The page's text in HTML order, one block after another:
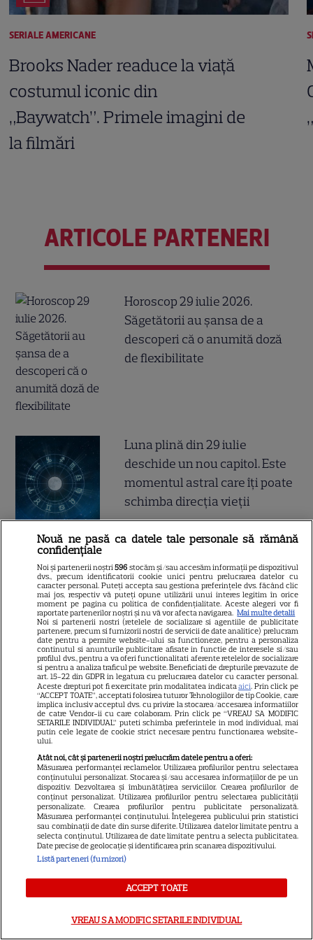
SERIALE AMERICANE
Brooks Nader readuce la viață
costumul iconic din
„Baywatch”. Primele imagini de
la filmări
ARTICOLE PARTENERI
Horoscop 29 iulie 2026.
Săgetătorii au șansa de a
descoperi că o anumită doză
de flexibilitate
Luna plină din 29 iulie
deschide un nou capitol. Este
momentul astral care îți poate
schimba direcția vieții
Ploaia de meteori Delta
Aquaride 2026: când o poți
vedea cel mai bine
Ce este scorțișoara Ceylon și
prin ce se diferențiază
ALTE ARTICOLE
INTERESANTE
VEDETE STRĂINE
Tom Holland, decizie radicală
pentru noul său film! Ce
Nouă ne pasă ca datele tale personale să rămână
confidențiale
Noi și partenerii noștri596 stocăm și/sau accesăm informații pe dispozitivul
dvs., precum identificatorii cookie unici pentru prelucrarea datelor cu
caracter personal. Puteți accepta sau gestiona preferințele dvs. făcând clic
mai jos, respectiv vă puteți opune utilizării unui interes legitim în orice
moment pe pagina cu politica de confidențialitate. Aceste alegeri vor fi
raportate partenerilor noștri și nu vă vor afecta navigarea. Mai multe detalii
Noi si partenerii nostri (retelele de socializare si agentiile de publicitate
partenere, precum si furnizorii nostri de servicii de date analitice) prelucram
date pentru a permite website-ului sa functioneze, pentru a personaliza
continutul si anunturile publicitare afisate in functie de interesele si/sau
profilul dvs., pentru a va oferi functionalitati aferente retelelor de socializare
si pentru a analiza traficul pe website. Beneficiati de drepturile prevazute de
art. 15-22 din GDPR in legatura cu prelucrarea datelor cu caracter personal.
Aceste drepturi pot fi exercitate prin modalitatea indicataaici. Prin click pe
“ACCEPT TOATE”, acceptati folosirea tuturor Tehnologiilor de tip Cookie, care
implica inclusiv acceptul dvs. cu privire la stocarea/accesarea informatiilor
de catre Vendor-ii cu care colaboram. Prin click pe “VREAU SA MODIFIC
SETARILE INDIVIDUAL” puteti schimba preferintele in mod individual, mai
putin cele legate de cookie strict necesare pentru functionarea website-
ului.
Atât noi, cât și partenerii noștri prelucrăm datele pentru a oferi:
Măsurarea performanței reclamelor. Utilizarea profilurilor pentru selectarea
conținutului personalizat. Stocarea și/sau accesarea informațiilor de pe un
dispozitiv. Dezvoltarea și îmbunătățirea serviciilor. Crearea profilurilor de
conținut personalizat. Utilizarea profilurilor pentru selectarea publicității
personalizate. Crearea profilurilor pentru publicitate personalizată.
Măsurarea performanței conținutului. Înțelegerea publicului prin statistici
sau combinații de date din surse diferite. Utilizarea datelor limitate pentru a
selecta conținutul. Utilizarea de date limitate pentru a selecta publicitatea.
Date precise de geolocație și identificarea prin scanarea dispozitivului.
Listă parteneri (furnizori)
ACCEPT TOATE
VREAU SA MODIFIC SETARILE INDIVIDUAL